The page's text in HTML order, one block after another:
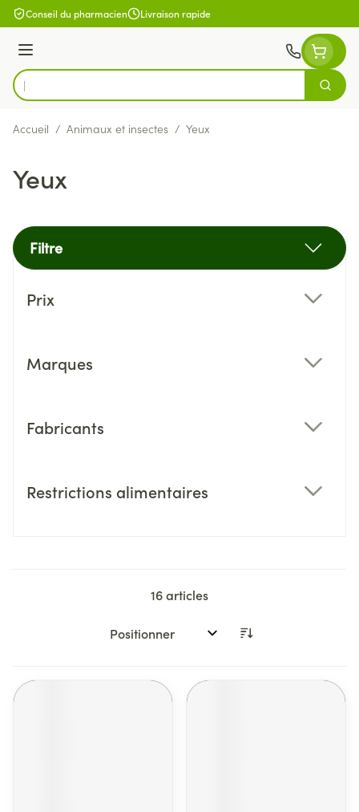
Aller au contenu
Conseil du pharmacien Livraison rapide
Menu
Rechercher
Accueil / Animaux et insectes / Yeux
Yeux
Filtre
Prix
Marques
Fabricants
Restrictions alimentaires
16articles
Trier par: